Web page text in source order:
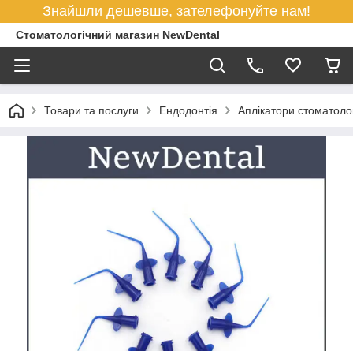
Знайшли дешевше, зателефонуйте нам!
Стоматологічний магазин NewDental
Товари та послуги Ендодонтія Аплікатори